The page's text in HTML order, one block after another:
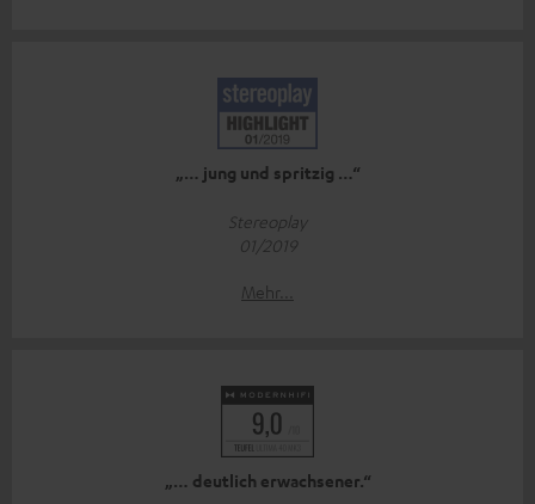
„… jung und spritzig …“
Stereoplay
01/2019
Mehr...
„… deutlich erwachsener.“